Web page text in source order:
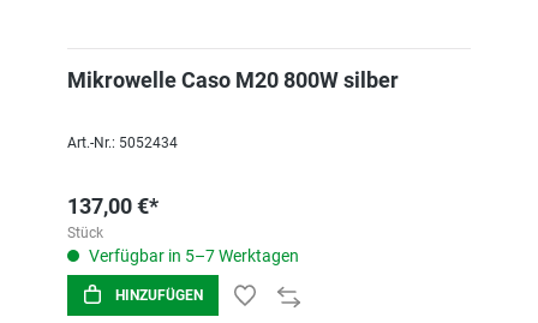
Mikrowelle Caso M20 800W silber
Art.-Nr.: 5052434
137,00 €*
Stück
Verfügbar in 5–7 Werktagen
HINZUFÜGEN